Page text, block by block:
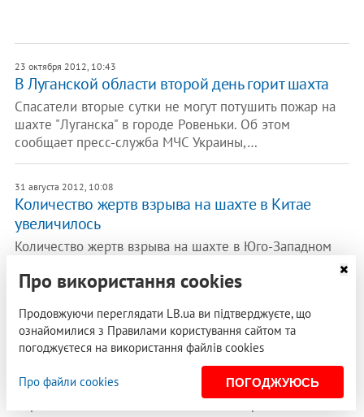
23 октября 2012, 10:43
В Луганской области второй день горит шахта
Спасатели вторые сутки не могут потушить пожар на
шахте "Луганска" в городе Ровеньки. Об этом
сообщает пресс-служба МЧС Украины,…
31 августа 2012, 10:08
Количество жертв взрыва на шахте в Китае
увеличилось
Количество жертв взрыва на шахте в Юго-Западном
считаются пропавшими без вести.…
31 августа 2012, 08:42
На шахте в Донецкой области произошла
В Димитрове Донецкой области в неработающей
выработке "Шахты имени Стаханова", принадлежащей
Про використання cookies
Продовжуючи переглядати LB.ua ви підтверджуєте, що
ознайомилися з Правилами користування сайтом та
погоджуєтеся на використання файлів cookies
Про файли cookies ПОГОДЖУЮСЬ